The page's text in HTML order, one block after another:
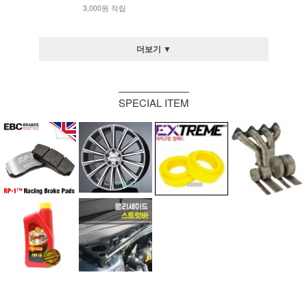
3,000원 적립
더보기 ▼
SPECIAL ITEM